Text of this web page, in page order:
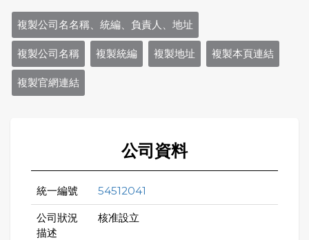
複製公司名名稱、統編、負責人、地址
複製公司名稱 複製統編 複製地址 複製本頁連結
複製官網連結
公司資料
統一編號 54512041
公司狀況
描述
核准設立